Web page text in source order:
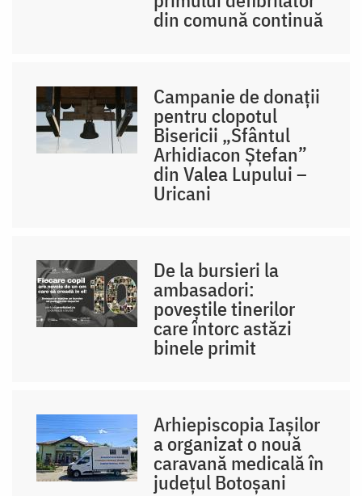
din comună continuă
Campanie de donații
pentru clopotul
Bisericii „Sfântul
Arhidiacon Ștefan”
din Valea Lupului –
Uricani
De la bursieri la
ambasadori:
poveștile tinerilor
care întorc astăzi
binele primit
Arhiepiscopia Iașilor
a organizat o nouă
caravană medicală în
județul Botoșani